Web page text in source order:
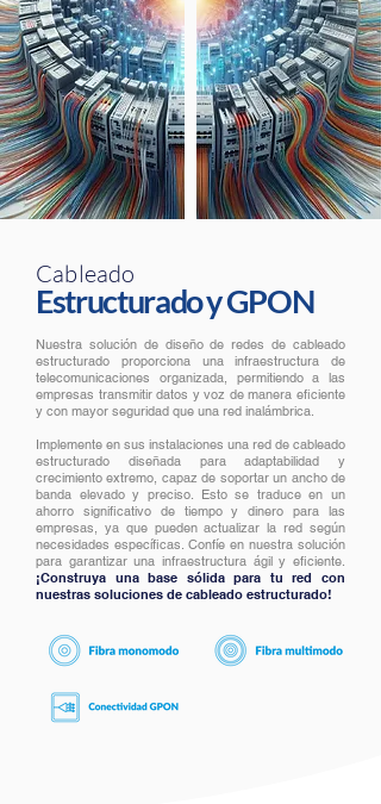
Estructurado y GPON
Cableado
Nuestra solución de diseño de redes de cableado
estructurado proporciona una infraestructura de
telecomunicaciones organizada, permitiendo a las
empresas transmitir datos y voz de manera eficiente
y con mayor seguridad que una red inalámbrica.
Implemente en sus instalaciones una red de cableado
estructurado diseñada para adaptabilidad y
crecimiento extremo, capaz de soportar un ancho de
banda elevado y preciso. Esto se traduce en un
ahorro significativo de tiempo y dinero para las
empresas, ya que pueden actualizar la red según
necesidades específicas. Confíe en nuestra solución
para garantizar una infraestructura ágil y eficiente.
¡Construya una base sólida para tu red con
nuestras soluciones de cableado estructurado!